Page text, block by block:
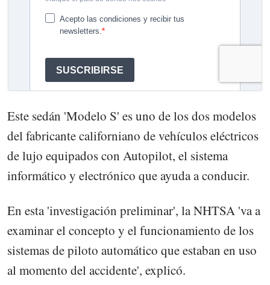
Este sedán 'Modelo S' es uno de los dos modelos
del fabricante californiano de vehículos eléctricos
de lujo equipados con Autopilot, el sistema
informático y electrónico que ayuda a conducir.
En esta 'investigación preliminar', la NHTSA 'va a
examinar el concepto y el funcionamiento de los
sistemas de piloto automático que estaban en uso
al momento del accidente', explicó.